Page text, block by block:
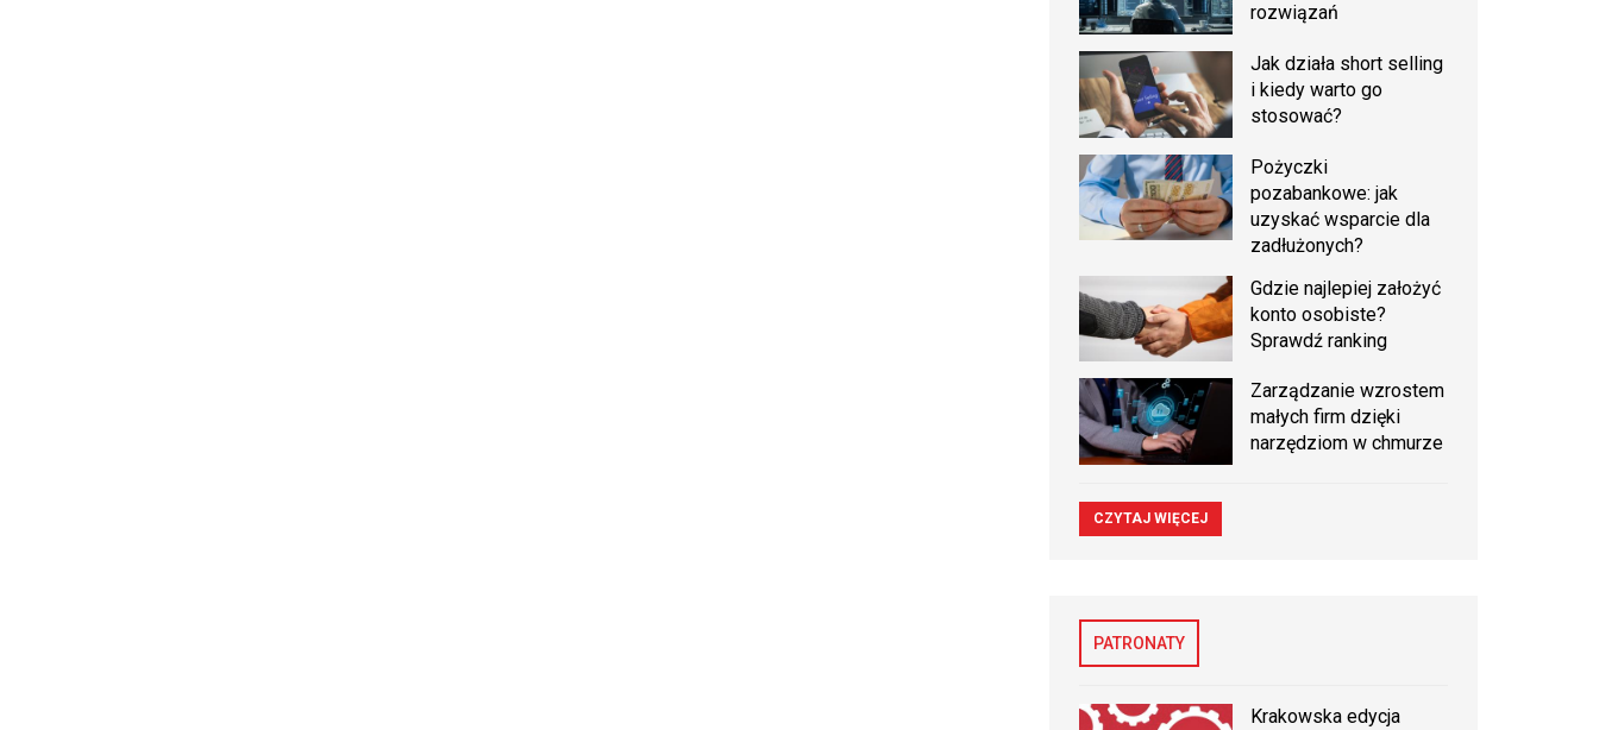
rozwiązań
Jak działa short selling
i kiedy warto go
stosować?
Pożyczki
pozabankowe: jak
uzyskać wsparcie dla
zadłużonych?
Gdzie najlepiej założyć
konto osobiste?
Sprawdź ranking
Zarządzanie wzrostem
małych firm dzięki
narzędziom w chmurze
CZYTAJ WIĘCEJ
PATRONATY
Krakowska edycja